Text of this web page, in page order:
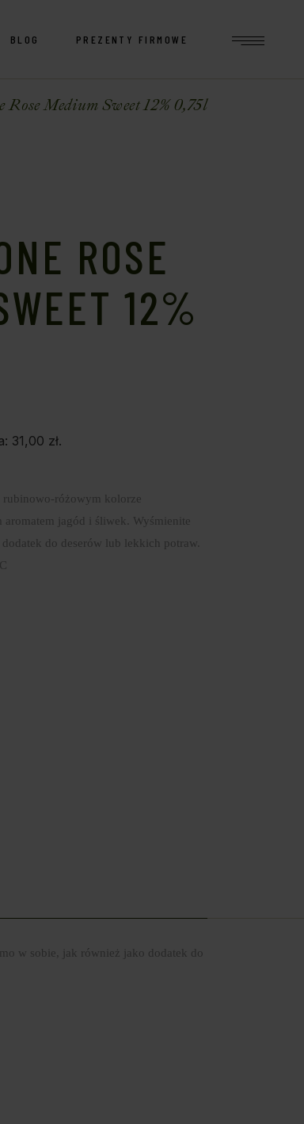
BLOG PREZENTY FIRMOWE
Rose Medium Sweet 12% 0,75l
ROSE
12%
31,00 zł.
rubinowo-różowym kolorze
aromatem jagód i śliwek. Wyśmienite
do deserów lub lekkich potraw.
w sobie, jak również jako dodatek do